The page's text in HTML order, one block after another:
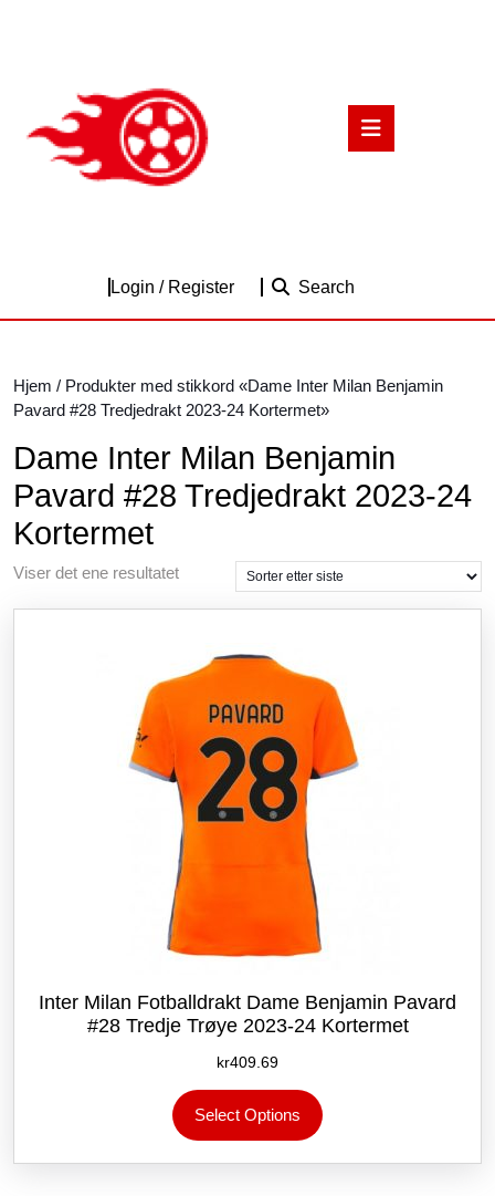
Login / RegisterLogin
Search
Hjem / Produkter med stikkord «Dame Inter Milan Benjamin
Pavard #28 Tredjedrakt 2023-24 Kortermet»
Dame Inter Milan Benjamin
Pavard #28 Tredjedrakt 2023-24
Kortermet
Viser det ene resultatet
Inter Milan Fotballdrakt Dame Benjamin Pavard
#28 Tredje Trøye 2023-24 Kortermet
kr409.69
Select Options
produktet
flere